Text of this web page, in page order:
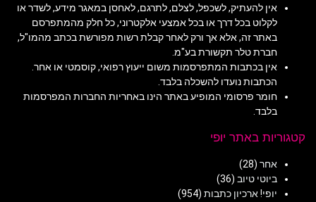
אין להעתיק, לשכפל, לצלם, לתרגם, לאחסן במאגר מידע, לשדר או
לקלוט בכל דרך או בכל אמצעי אלקטרוני, כל חלק מהמתפרסם
באתר זה, אלא אך ורק לאחר קבלת רשות מפורשת בכתב מהמו"ל,
חברת טלר תקשורת בע"מ.
אין בכתבות המתפרסמות משום ייעוץ רפואי, קוסמטי או אחר.
הכתבות נועדו להשכלה בלבד.
חומר פרסומי המופיע באתר הינו באחריות החברות המפרסמות
בלבד.
קטגוריות באתר יופי
אחר (28)
ביוטי טיוב (36)
יופי! ארכיון כתבות (954)